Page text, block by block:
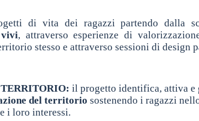
di vita dei ragazzi partendo dalla
, attraverso esperienze di
stesso e attraverso sessioni di design
il progetto identifica, attiva e
del territorio sostenendo i ragazzi
i loro interessi.